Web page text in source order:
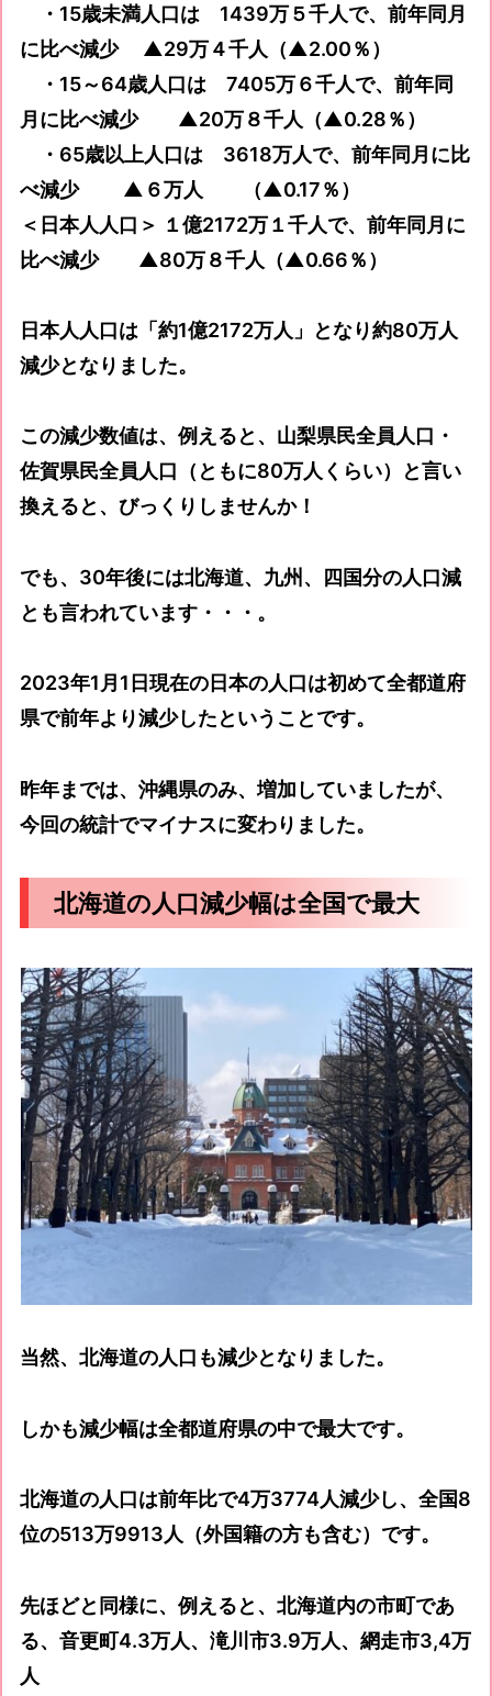
・15歳未満人口は 1439万５千人で、前年同月
に比べ減少 ▲29万４千人（▲2.00％）
・15～64歳人口は 7405万６千人で、前年同
月に比べ減少 ▲20万８千人（▲0.28％）
・65歳以上人口は 3618万人で、前年同月に比
べ減少 ▲６万人 （▲0.17％）
＜日本人人口＞ １億2172万１千人で、前年同月に
比べ減少 ▲80万８千人（▲0.66％）
日本人人口は「約1億2172万人」となり約80万人
減少となりました。
この減少数値は、例えると、山梨県民全員人口・
佐賀県民全員人口（ともに80万人くらい）と言い
換えると、びっくりしませんか！
でも、30年後には北海道、九州、四国分の人口減
とも言われています・・・。
2023年1月1日現在の日本の人口は初めて全都道府
県で前年より減少したということです。
昨年までは、沖縄県のみ、増加していましたが、
今回の統計でマイナスに変わりました。
北海道の人口減少幅は全国で最大
当然、北海道の人口も減少となりました。
しかも減少幅は全都道府県の中で最大です。
北海道の人口は前年比で4万3774人減少し、全国8
位の513万9913人（外国籍の方も含む）です。
先ほどと同様に、例えると、北海道内の市町であ
る、音更町4.3万人、滝川市3.9万人、網走市3,4万
人